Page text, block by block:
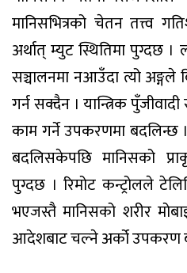
मानिसभित्रको चेतन तत्त्व
अर्थात् म्युट स्थितिमा पुग्दछ
सञ्चालनमा नआउँदा त्यो अङ्गले
गर्न सक्दैन । यान्त्रिक
काम गर्ने उपकरणमा बदलिन्छ
बदलिसकेपछि मानिसको
पुग्दछ । रिमोट कन्ट्रोलले
भएजस्तै मानिसको शरीर
आदेशबाट चल्ने अर्को उपकरण